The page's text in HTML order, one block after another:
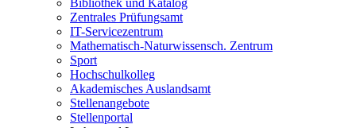
Bibliothek und Katalog
Zentrales Prüfungsamt
IT-Servicezentrum
Mathematisch-Naturwissensch. Zentrum
Sport
Hochschulkolleg
Akademisches Auslandsamt
Stellenangebote
Stellenportal